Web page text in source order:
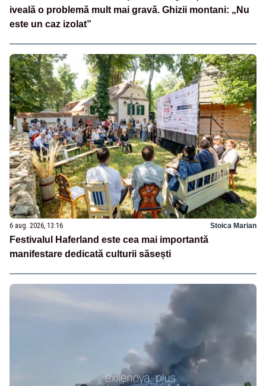
iveală o problemă mult mai gravă. Ghizii montani: „Nu
este un caz izolat”
6 aug. 2026, 13:16 Stoica Marian
Festivalul Haferland este cea mai importantă
manifestare dedicată culturii săsești